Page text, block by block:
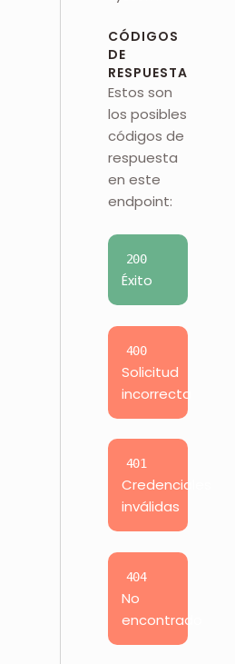
CÓDIGOS
DE
RESPUESTA
Estos son
los posibles
códigos de
respuesta
en este
endpoint:
200
Éxito
400
Solicitud
incorrecta
401
Credenciales
inválidas
404
No
encontrado